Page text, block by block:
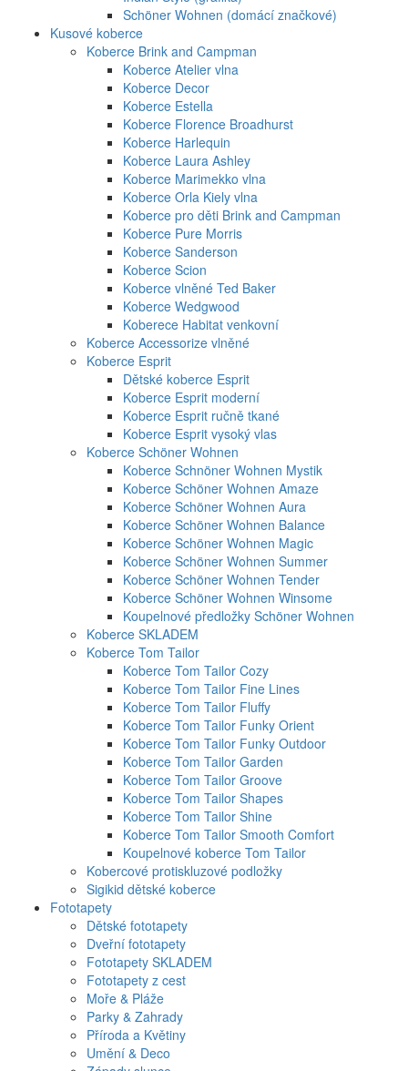
Schöner Wohnen (domácí značkové)
Kusové koberce
Koberce Brink and Campman
Koberce Atelier vlna
Koberce Decor
Koberce Estella
Koberce Florence Broadhurst
Koberce Harlequin
Koberce Laura Ashley
Koberce Marimekko vlna
Koberce Orla Kiely vlna
Koberce pro děti Brink and Campman
Koberce Pure Morris
Koberce Sanderson
Koberce Scion
Koberce vlněné Ted Baker
Koberce Wedgwood
Koberece Habitat venkovní
Koberce Accessorize vlněné
Koberce Esprit
Dětské koberce Esprit
Koberce Esprit moderní
Koberce Esprit ručně tkané
Koberce Esprit vysoký vlas
Koberce Schöner Wohnen
Koberce Schnöner Wohnen Mystik
Koberce Schöner Wohnen Amaze
Koberce Schöner Wohnen Aura
Koberce Schöner Wohnen Balance
Koberce Schöner Wohnen Magic
Koberce Schöner Wohnen Summer
Koberce Schöner Wohnen Tender
Koberce Schöner Wohnen Winsome
Koupelnové předložky Schöner Wohnen
Koberce SKLADEM
Koberce Tom Tailor
Koberce Tom Tailor Cozy
Koberce Tom Tailor Fine Lines
Koberce Tom Tailor Fluffy
Koberce Tom Tailor Funky Orient
Koberce Tom Tailor Funky Outdoor
Koberce Tom Tailor Garden
Koberce Tom Tailor Groove
Koberce Tom Tailor Shapes
Koberce Tom Tailor Shine
Koberce Tom Tailor Smooth Comfort
Koupelnové koberce Tom Tailor
Kobercové protiskluzové podložky
Sigikid dětské koberce
Fototapety
Dětské fototapety
Dveřní fototapety
Fototapety SKLADEM
Fototapety z cest
Moře & Pláže
Parky & Zahrady
Příroda a Květiny
Umění & Deco